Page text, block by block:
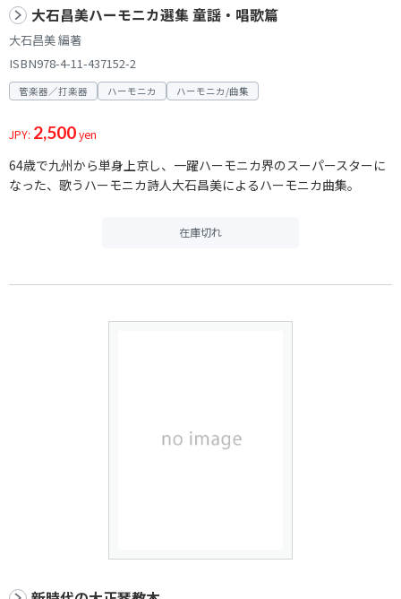
大石昌美ハーモニカ選集 童謡・唱歌篇
大石昌美 編著
ISBN978-4-11-437152-2
管楽器／打楽器 ハーモニカ ハーモニカ/曲集
JPY: 2,500yen
64歳で九州から単身上京し、一躍ハーモニカ界のスーパースターに
なった、歌うハーモニカ詩人大石昌美によるハーモニカ曲集。
在庫切れ